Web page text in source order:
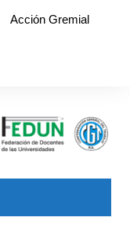
Acción Gremial